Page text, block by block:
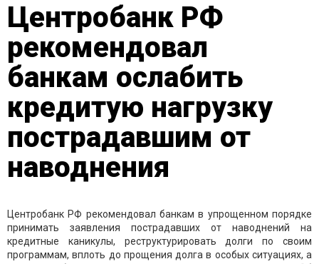
Центробанк РФ
рекомендовал
банкам ослабить
кредитую нагрузку
пострадавшим от
наводнения
Центробанк РФ рекомендовал банкам в упрощенном порядке
принимать заявления пострадавших от наводнений на
кредитные каникулы, реструктурировать долги по своим
программам, вплоть до прощения долга в особых ситуациях, а